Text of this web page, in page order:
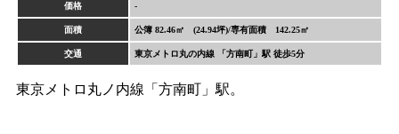
価格 -
面積 公簿 82.46㎡ (24.94坪)/専有面積 142.25㎡
交通 東京メトロ丸の内線 「方南町」駅 徒歩5分
東京メトロ丸ノ内線「方南町」駅。